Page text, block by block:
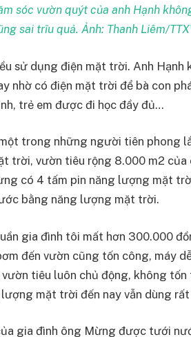
sóc vườn quýt của anh Hạnh
sai trĩu quả. Ảnh: Thanh Liêm/
sử dụng điện mặt trời. Anh
nhờ có điện mặt trời để bà con
trẻ em được đi học đầy đủ…
trong những người tiên phong
trời, vườn tiêu rộng 8.000 m2
có 4 tấm pin năng lượng mặt
bằng năng lượng mặt trời.
gia đình tôi mất hơn 300.000
đến vườn cũng tốn công, máy
tiêu luôn chủ động, không tốn
mặt trời đến nay vẫn dùng
gia đình ông Mừng được tưới